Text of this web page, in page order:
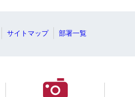
サイトマップ 部署一覧